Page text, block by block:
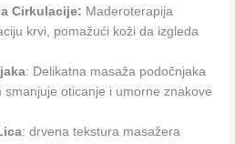
Cirkulacije: Maderoterapija
krvi, pomažući koži da izgleda
: Delikatna masaža podočnjaka
oticanje i umorne znakove
: drvena tekstura masažera